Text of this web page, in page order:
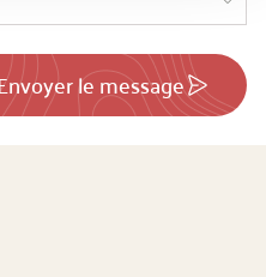
le message